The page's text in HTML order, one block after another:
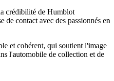
crédibilité de Humblot
contact avec des passionnés en
et cohérent, qui soutient l'image
l'automobile de collection et de